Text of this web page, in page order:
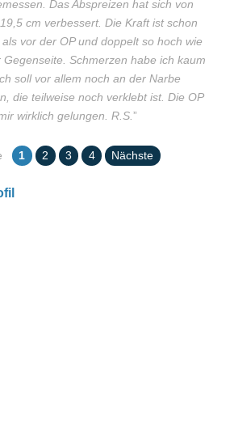
Das Abspreizen hat sich von
cm verbessert. Die Kraft ist schon
vor der OP und doppelt so hoch wie
Gegenseite. Schmerzen habe ich kaum
soll vor allem noch an der Narbe
die teilweise noch verklebt ist. Die OP
wirklich gelungen. R.S. ”
1 2 3 4 Nächste